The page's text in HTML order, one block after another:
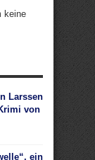
keine
Larssen
von
ein